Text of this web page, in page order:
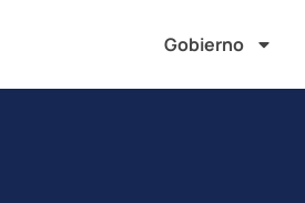
Gobierno